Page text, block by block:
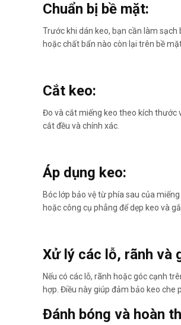
Chuẩn bị bề mặt:
Trước khi dán keo, bạn cần làm
hoặc chất bẩn nào còn lại trên bề
Cắt keo:
Đo và cắt miếng keo theo kích thước
cắt đều và chính xác.
Áp dụng keo:
Bóc lớp bảo vệ từ phía sau của
hoặc công cụ phẳng để dẹp keo và
Xử lý các lỗ, rãnh và
Nếu có các lỗ, rãnh hoặc góc cạnh
hợp. Điều này giúp đảm bảo keo che
Đánh bóng và hoàn